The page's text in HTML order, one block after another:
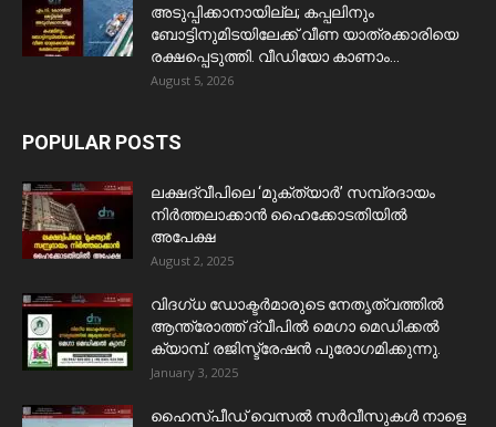
അടുപ്പിക്കാനായില്ല; കപ്പലിനും
ബോട്ടിനുമിടയിലേക്ക് വീണ യാത്രക്കാരിയെ
രക്ഷപ്പെടുത്തി. വീഡിയോ കാണാം...
August 5, 2026
POPULAR POSTS
ലക്ഷദ്വീപിലെ ‘മുക്ത്യാർ’ സമ്പ്രദായം
നിർത്തലാക്കാൻ ഹൈക്കോടതിയിൽ
അപേക്ഷ
August 2, 2025
വിദഗ്ധ ഡോക്ടർമാരുടെ നേതൃത്വത്തിൽ
ആന്ത്രോത്ത് ദ്വീപിൽ മെഗാ മെഡിക്കൽ
ക്യാമ്പ്. രജിസ്ട്രേഷൻ പുരോഗമിക്കുന്നു.
January 3, 2025
ഹൈസ്പീഡ് വെസൽ സർവീസുകൾ നാളെ